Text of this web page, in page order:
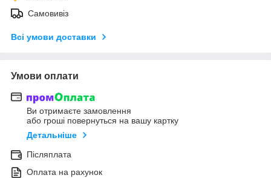
Самовивіз
Всі умови доставки
Умови оплати
Ви отримаєте замовлення
або гроші повернуться на вашу картку
Детальніше
Післяплата
Оплата на рахунок